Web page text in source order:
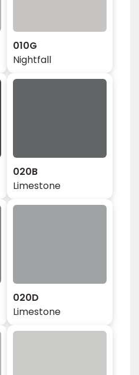
010G
Nightfall
020B
Limestone
020D
Limestone